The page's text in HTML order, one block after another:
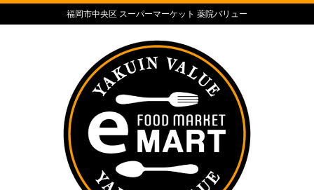
福岡市中央区 スーパーマーケット 薬院バリュー